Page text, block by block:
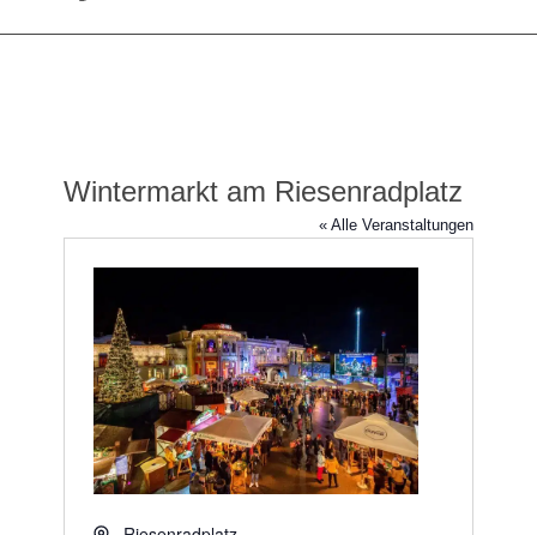
Wintermarkt am Riesenradplatz
« Alle Veranstaltungen